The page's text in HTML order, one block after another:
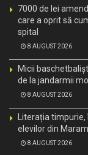
7000 de lei
care a oprit să
spital
8 AUGUST 2026
Micii
de la jandarmii
8 AUGUST 2026
Literația
elevilor din
8 AUGUST 2026